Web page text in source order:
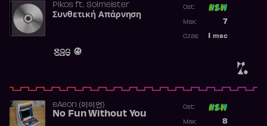
7.
Pikosft. Solmeister
Συνθετική Απάρνηση
826
Ost:
7
Max:
msc
Czas:
​eAeon (이이언)
No Fun Without You
Ost:
8
Max: